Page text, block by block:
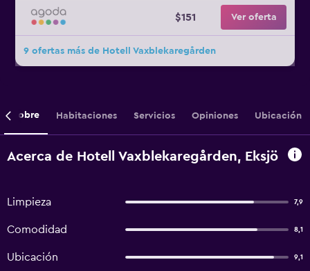
$151 Ver oferta
9 ofertas más de Hotell Vaxblekaregården
Sobre Habitaciones Servicios Opiniones Ubicación
Acerca de Hotell Vaxblekaregården, Eksjö
Limpieza 7,9
Comodidad 8,1
Ubicación 9,1